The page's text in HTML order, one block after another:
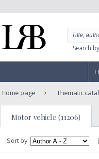
Search
Home page Thematic
Motor vehicle (11206)
Sort by